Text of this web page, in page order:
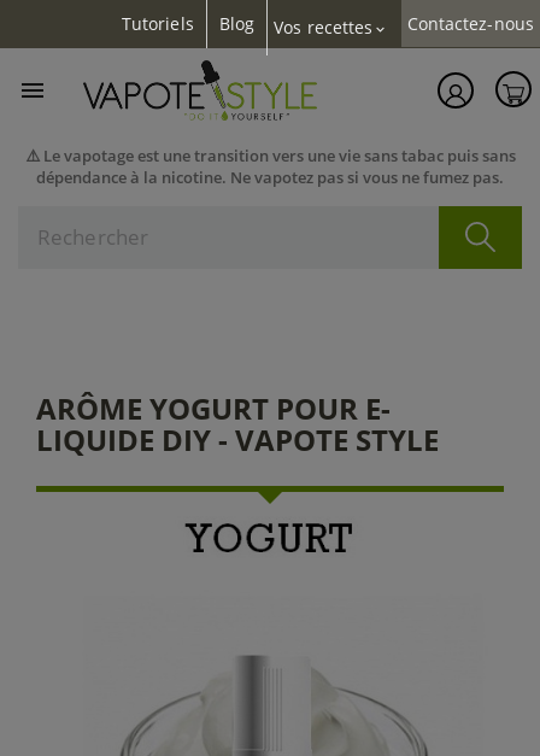
Tutoriels Blog Vos recettes expand_more Contactez-nous
⚠️ Le vapotage est une transition vers une vie sans tabac puis sans
dépendance à la nicotine. Ne vapotez pas si vous ne fumez pas.

ARÔME YOGURT POUR E-
LIQUIDE DIY - VAPOTE STYLE